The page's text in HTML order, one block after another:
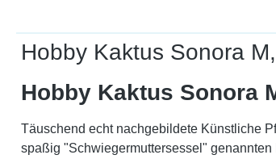
Hobby Kaktus Sonora
Hobby Kaktus Sonora
Täuschend echt nachgebildete Künstliche
spaßig "Schwiegermuttersessel" genannten